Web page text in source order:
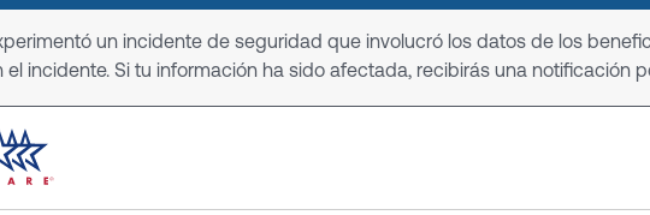
un incidente de seguridad que involucró los datos de los
incidente. Si tu información ha sido afectada, recibirás una notificación